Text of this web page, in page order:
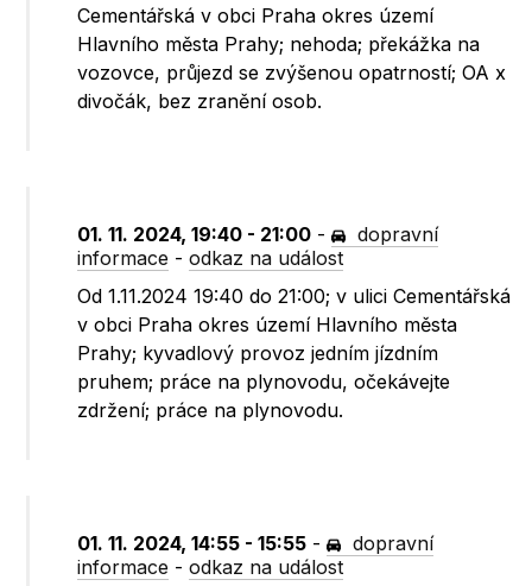
Cementářská v obci Praha okres území
Hlavního města Prahy; nehoda; překážka na
vozovce, průjezd se zvýšenou opatrností; OA x
divočák, bez zranění osob.
01. 11. 2024, 19:40 - 21:00 -
dopravní
informace -odkaz na událost
Od 1.11.2024 19:40 do 21:00; v ulici Cementářská
v obci Praha okres území Hlavního města
Prahy; kyvadlový provoz jedním jízdním
pruhem; práce na plynovodu, očekávejte
zdržení; práce na plynovodu.
01. 11. 2024, 14:55 - 15:55 -
dopravní
informace -odkaz na událost